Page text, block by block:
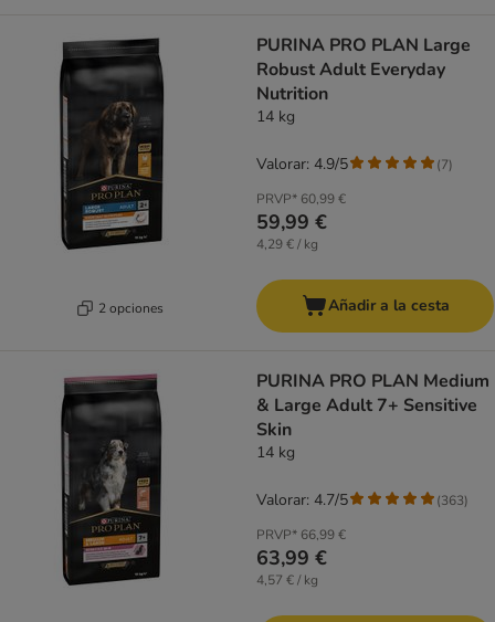
2 opciones
PURINA PRO PLAN Large
Robust Adult Everyday
Nutrition
14 kg
PRVP* 60,99 €
59,99 €
4,29 € / kg
Valorar: 4.9/5 (7)
Añadir a la cesta
PURINA PRO PLAN Medium
& Large Adult 7+ Sensitive
Skin
14 kg
PRVP* 66,99 €
63,99 €
4,57 € / kg
Valorar: 4.7/5 (363)